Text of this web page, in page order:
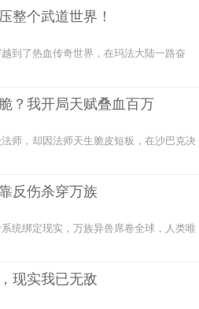
整个武道世界！
到了热血传奇世界，在玛法大陆一路奋
？我开局天赋叠血百万
师，却因法师天生脆皮短板，在沙巴克决
反伤杀穿万族
统绑定现实，万族异兽席卷全球，人类唯
现实我已无敌